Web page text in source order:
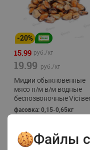
-20%
15.99 руб./кг
19.99 руб./кг
Мидии обыкновенные
мясо п/м в/м водные
беспозвоночные Vici
фасовка: 0,15-0,65кг
Файлы